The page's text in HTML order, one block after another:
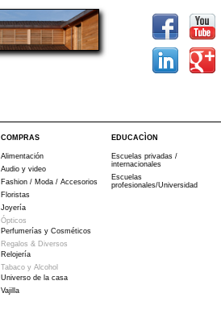
COMPRAS
Alimentación
Audio y video
Fashion / Moda / Accesorios
Floristas
Joyería
Ópticos
Perfumerías y Cosméticos
Regalos & Diversos
Relojería
Tabaco y Alcohol
Universo de la casa
Vajilla
EDUCACÌON
Escuelas privadas /
internacionales
Escuelas
profesionales/Universidad